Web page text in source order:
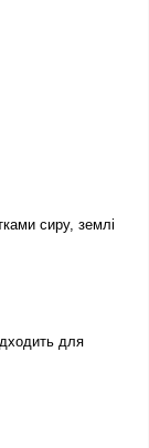
сиру, землі
для